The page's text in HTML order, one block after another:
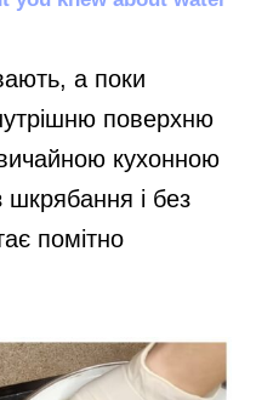
а поки
поверхню
кухонною
шкрябання і без
помітно